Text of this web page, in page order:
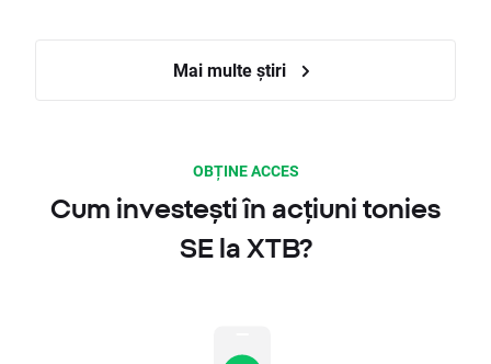
Mai multe știri
OBȚINE ACCES
Cum investești în acțiuni tonies
SE la XTB?